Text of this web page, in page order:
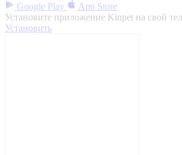
Google Play
App Store
Установите приложение Kinpet на свой
Установить